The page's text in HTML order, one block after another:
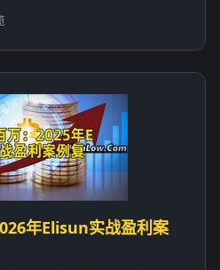
年Elisun实战盈利案